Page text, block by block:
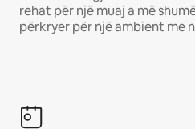
rehat për një muaj a më
përkryer për një ambient me